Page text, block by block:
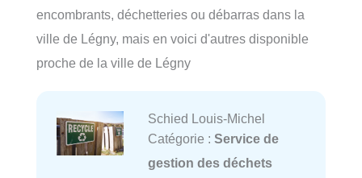
encombrants, déchetteries ou débarras dans la
ville de Légny, mais en voici d'autres disponible
proche de la ville de Légny
Schied Louis-Michel
Catégorie : Service de
gestion des déchets